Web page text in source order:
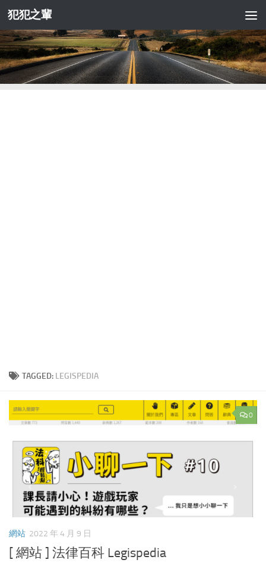
Skip to content
犯犯之輩
TAGGED: LEGISPEDIA
0
網站 2022 年 4 月 9 日
[ 網站 ] 法律百科 Legispedia